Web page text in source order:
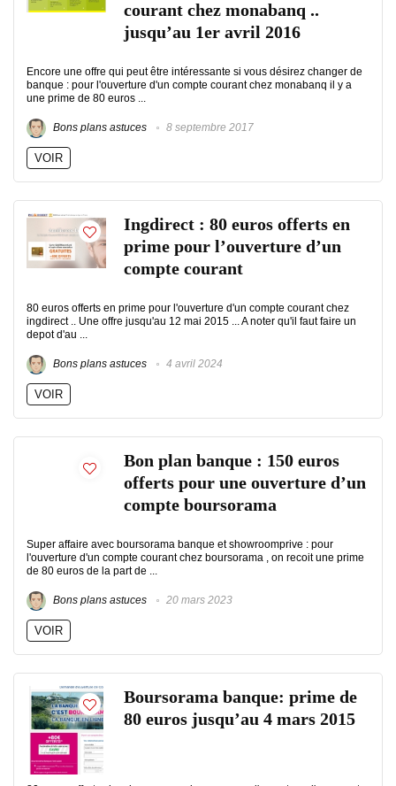
courant chez monabanq ..
jusqu’au 1er avril 2016
Encore une offre qui peut être intéressante si vous désirez changer de
banque : pour l'ouverture d'un compte courant chez monabanq il y a
une prime de 80 euros ...
Bons plans astuces 8 septembre 2017
VOIR
Ingdirect : 80 euros offerts en
prime pour l’ouverture d’un
compte courant
80 euros offerts en prime pour l'ouverture d'un compte courant chez
ingdirect .. Une offre jusqu'au 12 mai 2015 ... A noter qu'il faut faire un
depot d'au ...
Bons plans astuces 4 avril 2024
VOIR
Bon plan banque : 150 euros
offerts pour une ouverture d’un
compte boursorama
Super affaire avec boursorama banque et showroomprive : pour
l'ouverture d'un compte courant chez boursorama , on recoit une prime
de 80 euros de la part de ...
Bons plans astuces 20 mars 2023
VOIR
Boursorama banque: prime de
80 euros jusqu’au 4 mars 2015